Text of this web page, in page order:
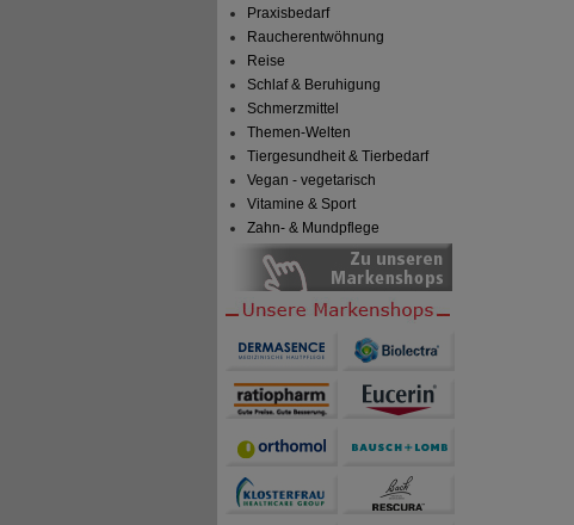
Praxisbedarf
Raucherentwöhnung
Reise
Schlaf & Beruhigung
Schmerzmittel
Themen-Welten
Tiergesundheit & Tierbedarf
Vegan - vegetarisch
Vitamine & Sport
Zahn- & Mundpflege